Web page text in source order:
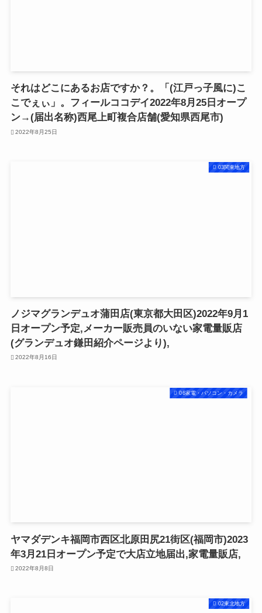
それはどこにあるお店ですか？。「(江戸っ子風に)こ
こでぇぃ」。フィールココデイ2022年8月25日オープ
ン→(届出名称)西尾上町複合店舗(愛知県西尾市)
2022年8月25日
03関東地方
ノジマグランデュオ蒲田店(東京都大田区)2022年9月1
日オープン予定,メーカー販売員のいない家電量販店
(グランデュオ鎌田紹介ページより),
2022年8月16日
06家電・パソコン・カメラ
ヤマダデンキ福岡市西区北原田尻21街区(福岡市)2023
年3月21日オープン予定で大店立地届出,家電量販店,
2022年8月8日
02東北地方